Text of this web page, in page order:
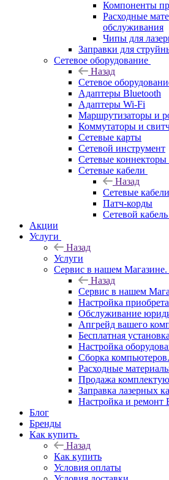
Компоненты
Расходные
обслуживания
Чипы для
Заправки для
Сетевое оборудование
Назад
Сетевое
Адаптеры Bluetooth
Адаптеры Wi-Fi
Маршрутизаторы и
Коммутаторы и
Сетевые карты
Сетевой инструмент
Сетевые коннекторы
Сетевые кабели
Назад
Сетевые кабели
Патч-корды
Сетевой
Акции
Услуги
Назад
Услуги
Сервис в нашем Магазине.
Назад
Сервис в нашем
Настройка
Обслуживание
Апгрейд вашего
Бесплатная
Настройка
Сборка компьютеров.
Расходные
Продажа
Заправка лазерных
Настройка и ремонт
Блог
Бренды
Как купить
Назад
Как купить
Условия оплаты